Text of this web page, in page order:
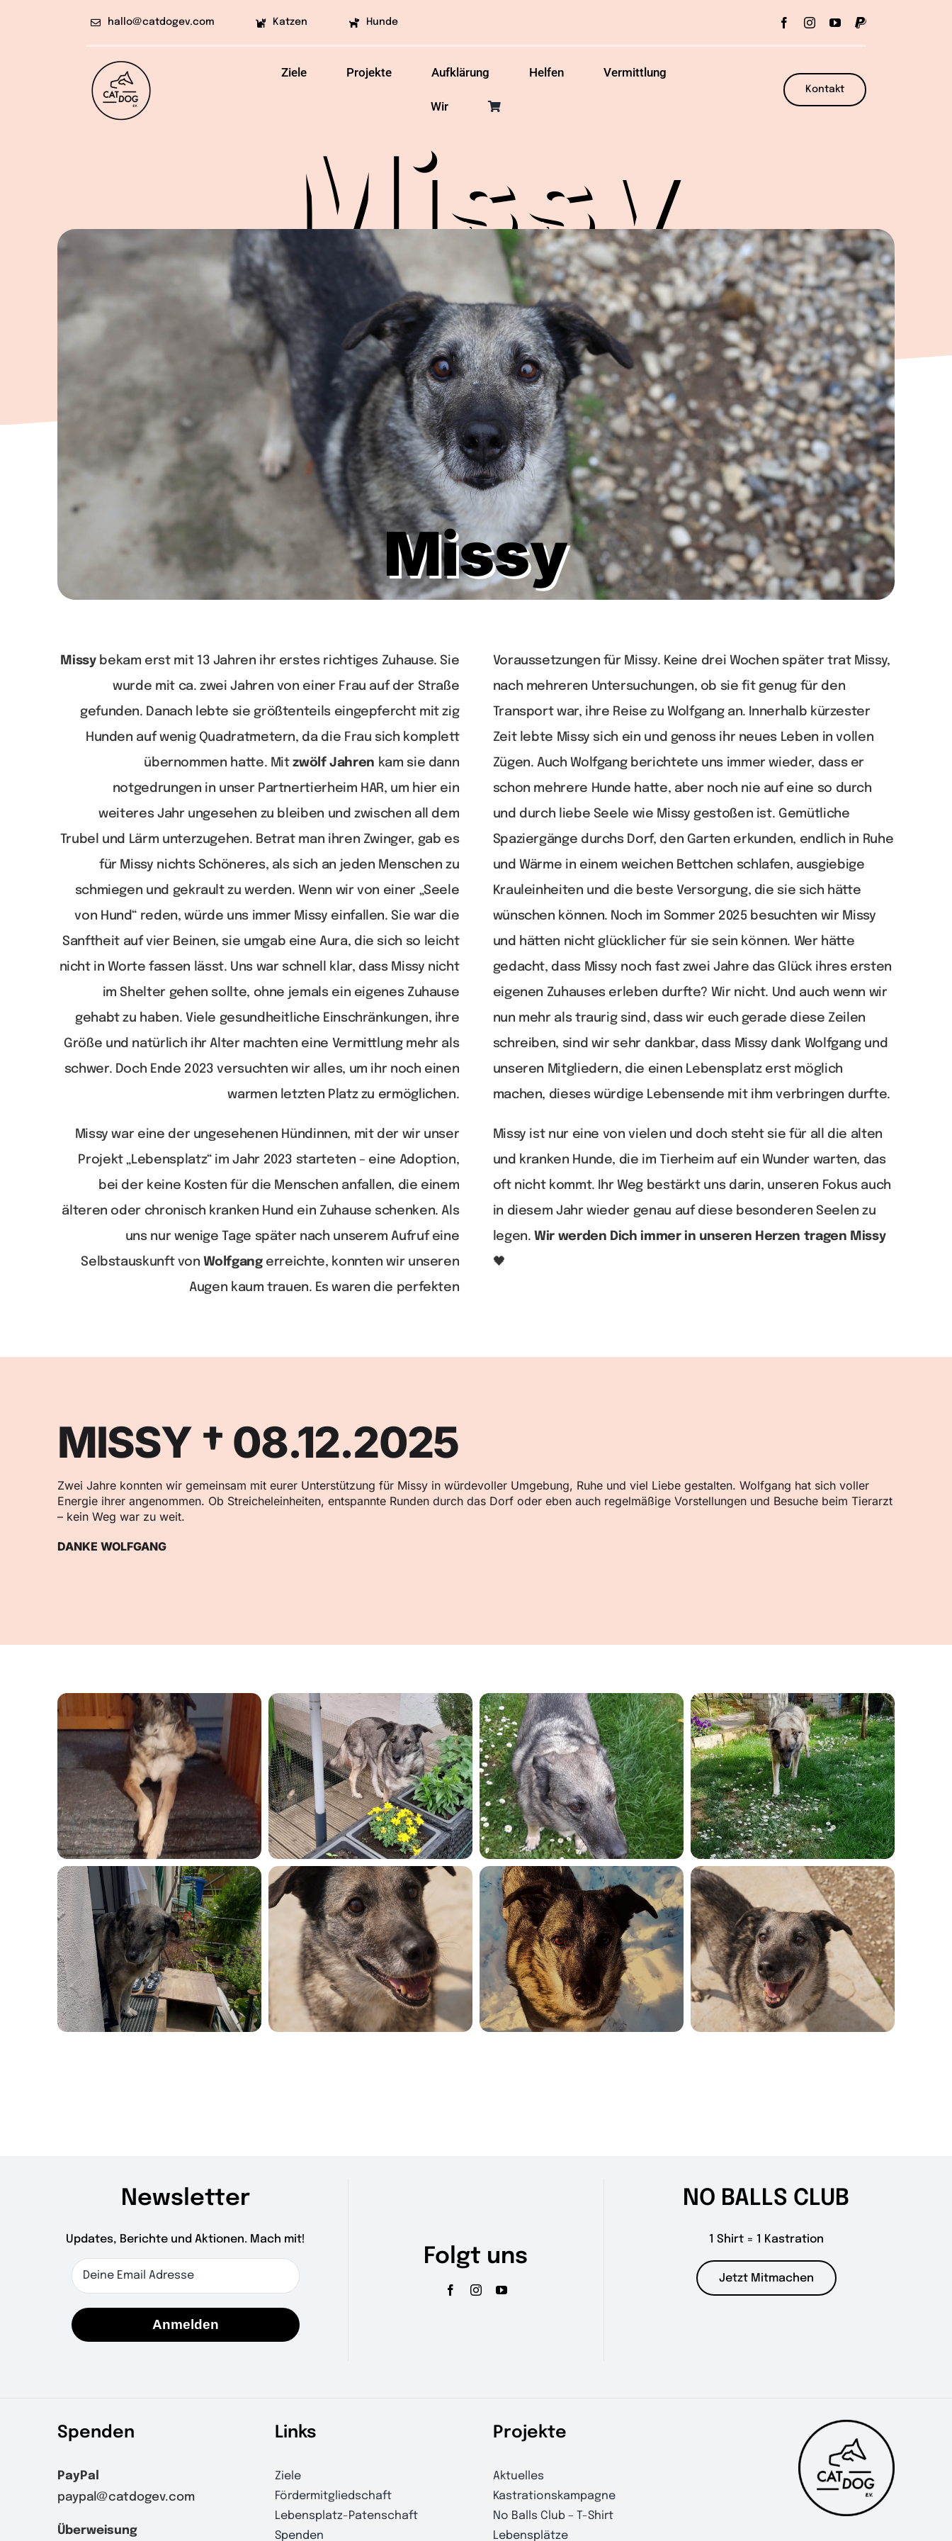
hallo@catdogev.com Katzen Hunde
Ziele Projekte Aufklärung Helfen Vermittlung
Wir
Kontakt
Missy
Missy
Missybekam erst mit 13 Jahren ihr erstes richtiges Zuhause. Sie
wurde mit ca. zwei Jahren von einer Frau auf der Straße
gefunden. Danach lebte sie größtenteils eingepfercht mit zig
Hunden auf wenig Quadratmetern, da die Frau sich komplett
übernommen hatte. Mitzwölf Jahren kam sie dann
notgedrungen in unser Partnertierheim HAR, um hier ein
weiteres Jahr ungesehen zu bleiben und zwischen all dem
Trubel und Lärm unterzugehen. Betrat man ihren Zwinger, gab es
für Missy nichts Schöneres, als sich an jeden Menschen zu
schmiegen und gekrault zu werden. Wenn wir von einer „Seele
von Hund“ reden, würde uns immer Missy einfallen. Sie war die
Sanftheit auf vier Beinen, sie umgab eine Aura, die sich so leicht
nicht in Worte fassen lässt. Uns war schnell klar, dass Missy nicht
im Shelter gehen sollte, ohne jemals ein eigenes Zuhause
gehabt zu haben. Viele gesundheitliche Einschränkungen, ihre
Größe und natürlich ihr Alter machten eine Vermittlung mehr als
schwer. Doch Ende 2023 versuchten wir alles, um ihr noch einen
warmen letzten Platz zu ermöglichen.
Missy war eine der ungesehenen Hündinnen, mit der wir unser
Projekt „Lebensplatz“ im Jahr 2023 starteten – eine Adoption,
bei der keine Kosten für die Menschen anfallen, die einem
älteren oder chronisch kranken Hund ein Zuhause schenken. Als
uns nur wenige Tage später nach unserem Aufruf eine
Selbstauskunft von Wolfgangerreichte, konnten wir unseren
Augen kaum trauen. Es waren die perfekten
Voraussetzungen für Missy. Keine drei Wochen später trat Missy,
nach mehreren Untersuchungen, ob sie fit genug für den
Transport war, ihre Reise zu Wolfgang an. Innerhalb kürzester
Zeit lebte Missy sich ein und genoss ihr neues Leben in vollen
Zügen. Auch Wolfgang berichtete uns immer wieder, dass er
schon mehrere Hunde hatte, aber noch nie auf eine so durch
und durch liebe Seele wie Missy gestoßen ist. Gemütliche
Spaziergänge durchs Dorf, den Garten erkunden, endlich in Ruhe
und Wärme in einem weichen Bettchen schlafen, ausgiebige
Krauleinheiten und die beste Versorgung, die sie sich hätte
wünschen können. Noch im Sommer 2025 besuchten wir Missy
und hätten nicht glücklicher für sie sein können. Wer hätte
gedacht, dass Missy noch fast zwei Jahre das Glück ihres ersten
eigenen Zuhauses erleben durfte? Wir nicht. Und auch wenn wir
nun mehr als traurig sind, dass wir euch gerade diese Zeilen
schreiben, sind wir sehr dankbar, dass Missy dank Wolfgang und
unseren Mitgliedern, die einen Lebensplatz erst möglich
machen, dieses würdige Lebensende mit ihm verbringen durfte.
Missy ist nur eine von vielen und doch steht sie für all die alten
und kranken Hunde, die im Tierheim auf ein Wunder warten, das
oft nicht kommt. Ihr Weg bestärkt uns darin, unseren Fokus auch
in diesem Jahr wieder genau auf diese besonderen Seelen zu
legen. Wir werden Dich immer in unseren Herzen tragen Missy
🖤
MISSY † 08.12.2025
Zwei Jahre konnten wir gemeinsam mit eurer Unterstützung für Missy in würdevoller Umgebung, Ruhe und viel Liebe gestalten. Wolfgang hat sich voller
Energie ihrer angenommen. Ob Streicheleinheiten, entspannte Runden durch das Dorf oder eben auch regelmäßige Vorstellungen und Besuche beim Tierarzt
– kein Weg war zu weit.
DANKE WOLFGANG
Newsletter
Updates, Berichte und Aktionen. Mach mit!
Anmelden
Folgt uns
NO BALLS CLUB
1 Shirt = 1 Kastration
Jetzt Mitmachen
Spenden
PayPal
paypal@catdogev.com
Überweisung
Links
Ziele
Fördermitgliedschaft
Lebensplatz-Patenschaft
Spenden
Projekte
Aktuelles
Kastrationskampagne
No Balls Club – T-Shirt
Lebensplätze